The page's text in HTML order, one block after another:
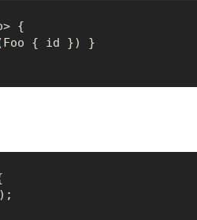
{
{ id }) }